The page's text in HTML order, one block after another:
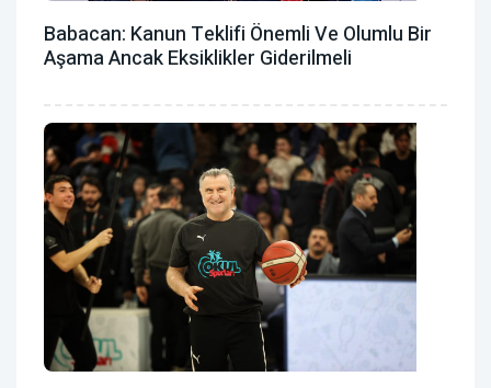
Babacan: Kanun Teklifi Önemli Ve Olumlu Bir
Aşama Ancak Eksiklikler Giderilmeli